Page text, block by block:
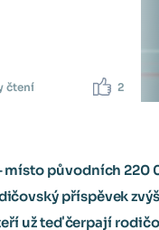
čtení 2
místo původních
příspěvek
už teď čerpají